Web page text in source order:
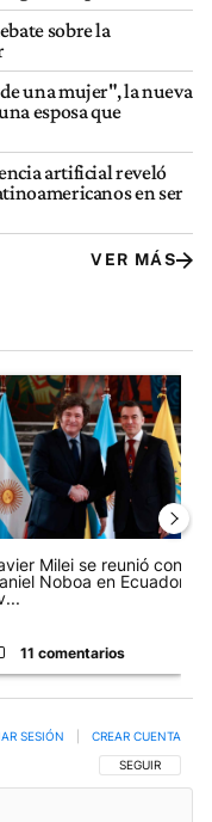
sobre la
una mujer", la nueva
esposa que
artificial reveló
en ser
VER MÁS
comentarios en los
Senado dio media
de tendencia con
Milei se reunió con
Noboa en Ecuador y
11 comentarios
SIGA ESTA
SEGUIR
SESIÓN CREAR CUENTA